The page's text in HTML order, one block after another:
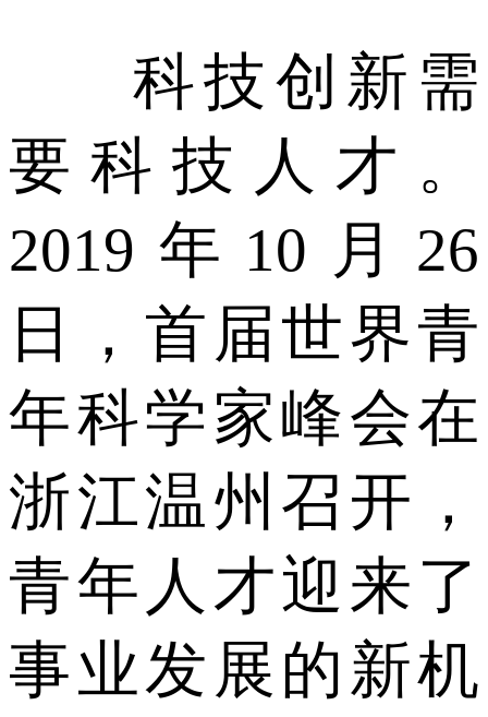
科技创新需
要科技人才。
2019年10月26
日，首届世界青
年科学家峰会在
浙江温州召开，
青年人才迎来了
事业发展的新机